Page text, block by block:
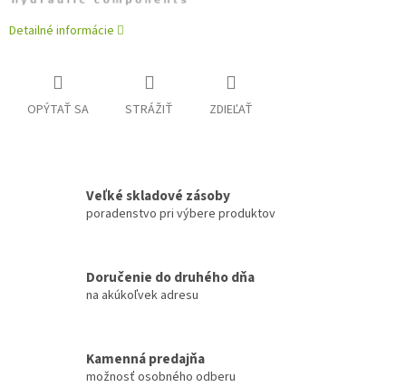
Detailné informácie
OPÝTAŤ SA STRÁŽIŤ ZDIEĽAŤ
Veľké skladové zásoby
poradenstvo pri výbere produktov
Doručenie do druhého dňa
na akúkoľvek adresu
Kamenná predajňa
možnosť osobného odberu